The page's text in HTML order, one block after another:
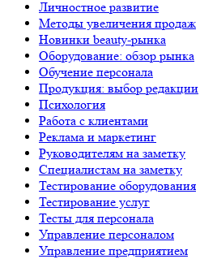
Личностное развитие
Методы увеличения продаж
Новинки beauty-рынка
Оборудование: обзор рынка
Обучение персонала
Продукция: выбор редакции
Психология
Работа с клиентами
Реклама и маркетинг
Руководителям на заметку
Специалистам на заметку
Тестирование оборудования
Тестирование услуг
Тесты для персонала
Управление персоналом
Управление предприятием